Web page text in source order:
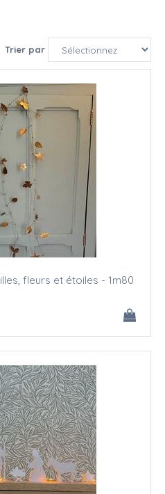
Trier par
fleurs et étoiles - 1m80